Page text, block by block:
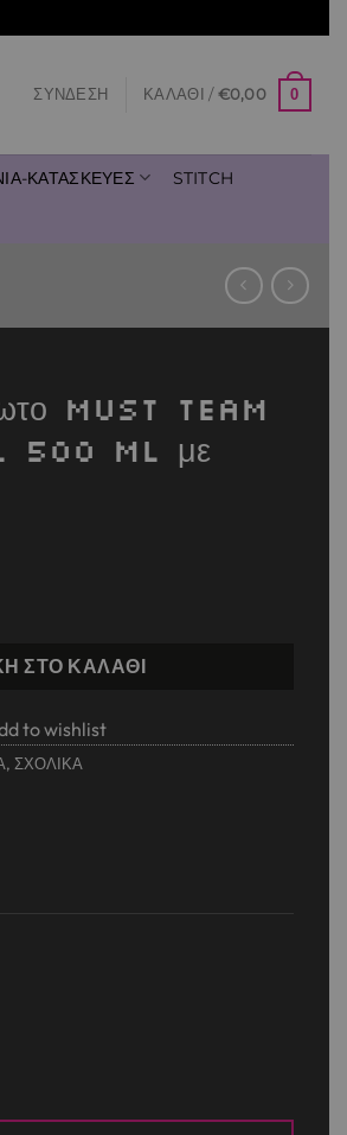
ΣΎΝΔΕΣΗ ΚΑΛΆΘΙ / €0,00 0
ΚΑΤΑΣΚΕΥΕΣ STITCH
Must Team
500 ml με
Girl 500 ml με καπάκι ποσότητα
ΣΤΟ ΚΑΛΆΘΙ
to wishlist
, ΣΧΟΛΙΚΑ